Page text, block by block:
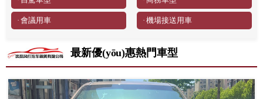
· 會議用車 · 機場接送用車
最新優(yōu)惠熱門車型